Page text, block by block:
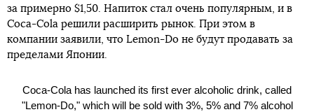
за примерно $1,50. Напиток стал очень популярным, и в
Coca-Cola решили расширить рынок. При этом в
компании заявили, что Lemon-Do не будут продавать за
пределами Японии.
Coca-Cola has launched its first ever alcoholic drink, called
"Lemon-Do," which will be sold with 3%, 5% and 7% alcohol